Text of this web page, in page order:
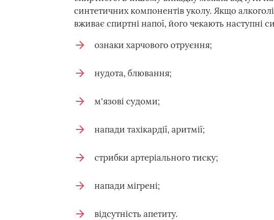
синтетичних компонентів уколу. Якщо
вживає спиртні напої, його чекають наступні
ознаки харчового отруєння;
нудота, блювання;
м'язові судоми;
напади тахікардії, аритмії;
стрибки артеріального тиску;
напади мігрені;
відсутність апетиту.